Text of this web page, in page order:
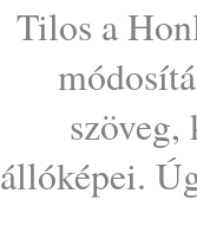
Tilos a
állóképei.